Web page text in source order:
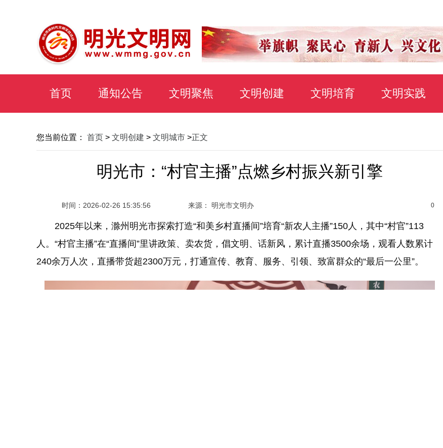
首页 通知公告 文明聚焦 文明创建 文明培育 文明实践
您当前位置： 首页 > 文明创建 > 文明城市 >正文
明光市：“村官主播”点燃乡村振兴新引擎
时间： 2026-02-26 15:35:56 来源： 明光市文明办 0
2025年以来，滁州明光市探索打造“和美乡村直播间”培育“新农人主播”150人，其中“村官”113
人。“村官主播”在“直播间”里讲政策、卖农货，倡文明、话新风，累计直播3500余场，观看人数累计
240余万人次，直播带货超2300万元，打通宣传、教育、服务、引领、致富群众的“最后一公里”。